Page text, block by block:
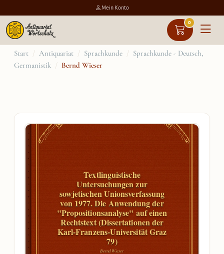
Mein Konto
0
Zum
Inhalt
Start / Antiquariat / Sprachkunde / Sprachkunde - Deutsch,
Germanistik / Bernd Wieser
Textlinguistische
Untersuchungen zur
sowjetischen Unionsverfassung
von 1977. Die Anwendung der
"Propositionsanalyse" auf einen
Rechtstext (Dissertationen der
Karl-Franzens-Universität Graz
79)
Bernd Wieser